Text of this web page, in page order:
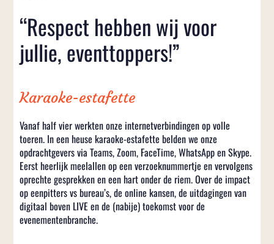
“Respect hebben wij voor
jullie, eventtoppers!”
Karaoke-estafette
Vanaf half vier werkten onze internetverbindingen op volle
toeren. In een heuse karaoke-estafette belden we onze
opdrachtgevers via Teams, Zoom, FaceTime, WhatsApp en Skype.
Eerst heerlijk meelallen op een verzoeknummertje en vervolgens
oprechte gesprekken en een hart onder de riem. Over de impact
op eenpitters vs bureau’s, de online kansen, de uitdagingen van
digitaal boven LIVE en de (nabije) toekomst voor de
evenementenbranche.